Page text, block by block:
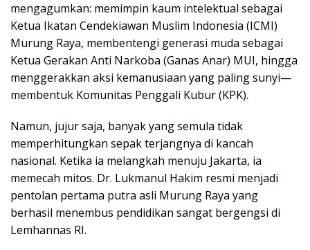
mengagumkan: memimpin kaum intelektual sebagai
Ketua Ikatan Cendekiawan Muslim Indonesia (ICMI)
Murung Raya, membentengi generasi muda sebagai
Ketua Gerakan Anti Narkoba (Ganas Anar) MUI, hingga
menggerakkan aksi kemanusiaan yang paling sunyi—
membentuk Komunitas Penggali Kubur (KPK).
Namun, jujur saja, banyak yang semula tidak
memperhitungkan sepak terjangnya di kancah
nasional. Ketika ia melangkah menuju Jakarta, ia
memecah mitos. Dr. Lukmanul Hakim resmi menjadi
pentolan pertama putra asli Murung Raya yang
berhasil menembus pendidikan sangat bergengsi di
Lemhannas RI.